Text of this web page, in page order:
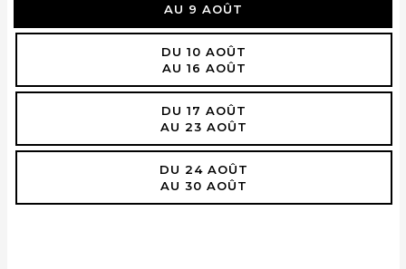
AU 9 AOÛT
DU 10 AOÛT
AU 16 AOÛT
DU 17 AOÛT
AU 23 AOÛT
DU 24 AOÛT
AU 30 AOÛT